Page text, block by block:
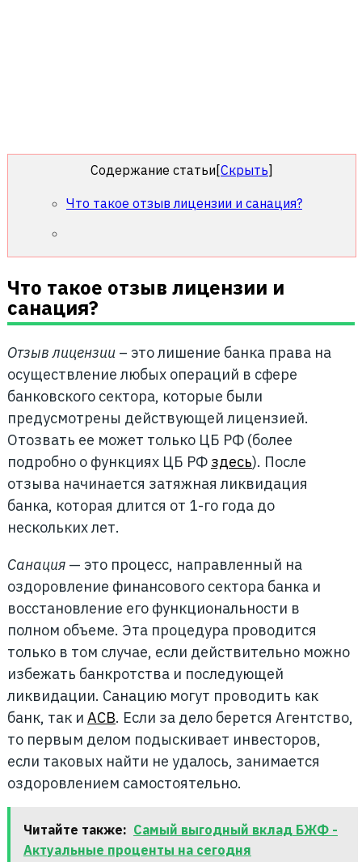
Содержание статьи [Скрыть]
Что такое отзыв лицензии и санация?
Что такое отзыв лицензии и
санация?
Отзыв лицензии– это лишение банка права на
осуществление любых операций в сфере
банковского сектора, которые были
предусмотрены действующей лицензией.
Отозвать ее может только ЦБ РФ (более
подробно о функциях ЦБ РФ здесь). После
отзыва начинается затяжная ликвидация
банка, которая длится от 1-го года до
нескольких лет.
Санация— это процесс, направленный на
оздоровление финансового сектора банка и
восстановление его функциональности в
полном объеме. Эта процедура проводится
только в том случае, если действительно можно
избежать банкротства и последующей
ликвидации. Санацию могут проводить как
банк, так и АСВ. Если за дело берется Агентство,
то первым делом подыскивает инвесторов,
если таковых найти не удалось, занимается
оздоровлением самостоятельно.
Читайте также: Самый выгодный вклад БЖФ -
Актуальные проценты на сегодня